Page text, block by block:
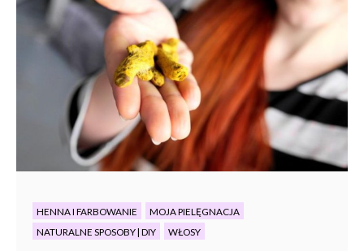
HENNA I FARBOWANIE
MOJA PIELĘGNACJA
NATURALNE SPOSOBY | DIY
WŁOSY